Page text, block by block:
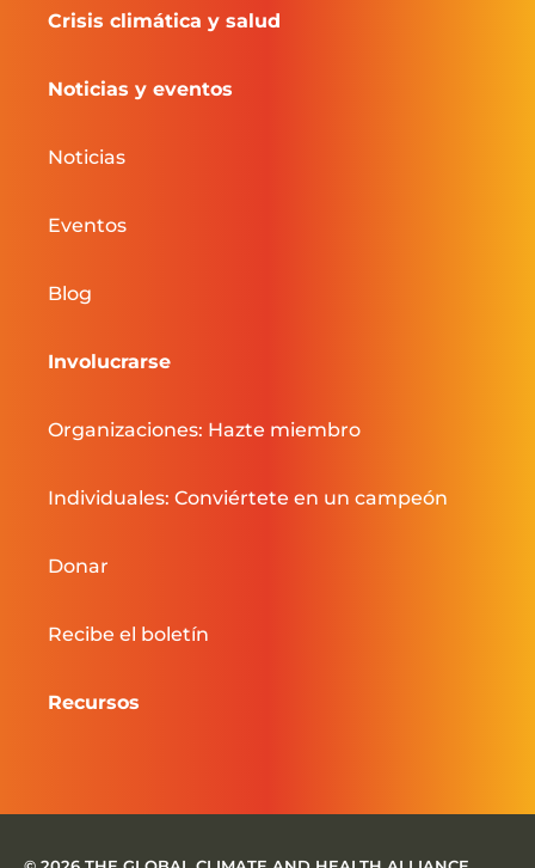
Crisis climática y salud
Noticias y eventos
Noticias
Eventos
Blog
Involucrarse
Organizaciones: Hazte miembro
Individuales: Conviértete en un campeón
Donar
Recibe el boletín
Recursos